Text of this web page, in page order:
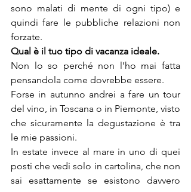
sono malati di mente di ogni tipo) e
quindi fare le pubbliche relazioni non
forzate.
Qual è il tuo tipo di vacanza ideale.
Non lo so perché non l’ho mai fatta
pensandola come dovrebbe essere.
Forse in autunno andrei a fare un tour
del vino, in Toscana o in Piemonte, visto
che sicuramente la degustazione è tra
le mie passioni.
In estate invece al mare in uno di quei
posti che vedi solo in cartolina, che non
sai esattamente se esistono davvero